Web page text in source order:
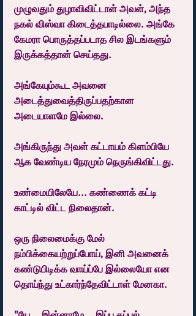
முழுவதும் துழாவிவிட்டாள் அவள், அந்த
நகல் விஸ்வா கிடைத்தபாடில்லை. அங்கே
கேமரா பொருத்தப்படாத சில இடங்களும்
இருக்கத்தான் செய்தது.
அங்கேயும்கூட அவனை
அடைத்துவைத்திருப்பதற்கான
அடையாளமே இல்லை.
அங்கிருந்து அவள் கட்டாயம் கிளம்பியே
ஆக வேண்டிய நேரமும் நெருங்கிவிட்டது.
உண்மையிலேயே... கண்ணைக் கட்டி
காட்டில் விட்ட நிலைதான்.
ஒரு நிலைமைக்கு மேல்
நம்பிக்கையற்றுப்போய், இனி அவனைக்
கண்டுபிடிக்க வாய்ப்பே இல்லையோ என
தொய்ந்து உட்கார்ந்தேவிட்டாள் மேனகா.